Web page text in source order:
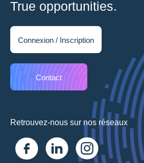
True opportunities.
Connexion / Inscription
Contact
Retrouvez-nous sur nos réseaux